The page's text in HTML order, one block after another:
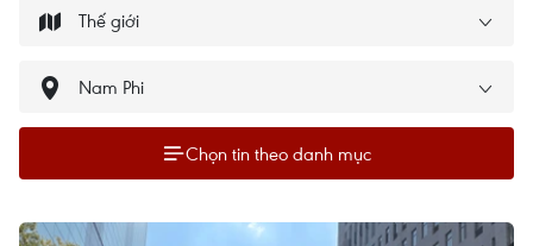
Chọn tin theo danh mục